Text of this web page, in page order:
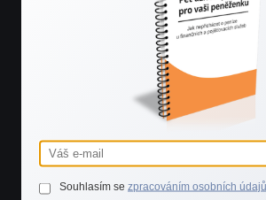
Spojte se se mnou.
ZAVOLEJTE MI
+420 603 544 535
POŠLETE MI E-MAIL
Souhlasím se zpracováním osobních údajů